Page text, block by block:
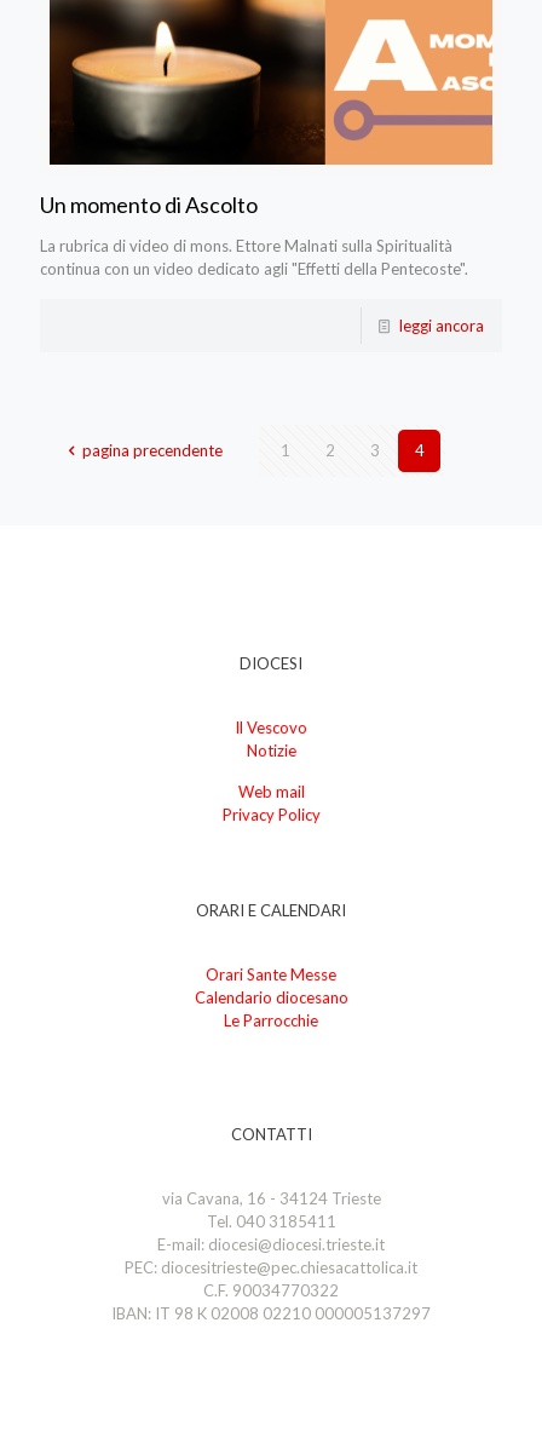
Un momento di Ascolto
La rubrica di video di mons. Ettore Malnati sulla Spiritualità
continua con un video dedicato agli "Effetti della Pentecoste".
leggi ancora
pagina precendente 1 2 3 4
DIOCESI
Il Vescovo
Notizie
Web mail
Privacy Policy
ORARI E CALENDARI
Orari Sante Messe
Calendario diocesano
Le Parrocchie
CONTATTI
via Cavana, 16 - 34124 Trieste
Tel. 040 3185411
E-mail: diocesi@diocesi.trieste.it
PEC: diocesitrieste@pec.chiesacattolica.it
C.F. 90034770322
IBAN: IT 98 K 02008 02210 000005137297